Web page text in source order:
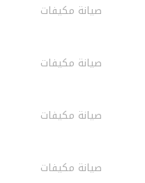
صيانة مكيفات
صيانة مكيفات
صيانة مكيفات
صيانة مكيفات